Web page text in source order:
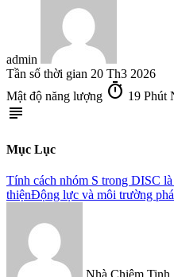
admin
Tần số thời gian 20 Th3 2026
Mật độ năng lượng timer 19 Phút
subject
Mục Lục
Tính cách nhóm S trong DISC
thiệnĐộng lực và môi trường